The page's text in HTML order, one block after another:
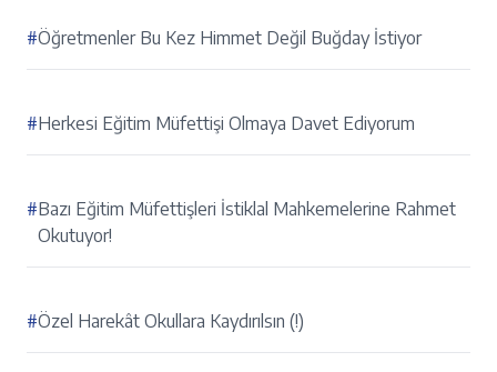
#Öğretmenler Bu Kez Himmet Değil Buğday İstiyor
#Herkesi Eğitim Müfettişi Olmaya Davet Ediyorum
#Bazı Eğitim Müfettişleri İstiklal Mahkemelerine Rahmet
Okutuyor!
#Özel Harekât Okullara Kaydırılsın (!)